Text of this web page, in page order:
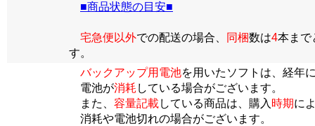
■商品状態の目安■
宅急便以外での配送の場合、 同梱数は4本まで
す。
バックアップ用電池を用いたソフトは、経年
電池が消耗 している場合がございます。
また、 容量記載している商品は、購入 時期に
消耗や電池切れの場合がございます。